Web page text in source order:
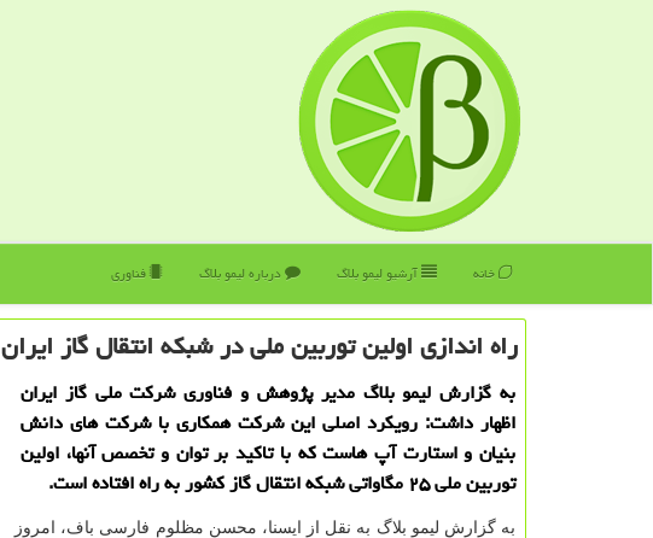
خانه آرشیو لیمو بلاگ درباره لیمو بلاگ فناوری
راه اندازی اولین توربین ملی در شبكه انتقال گاز ایران
به گزارش لیمو بلاگ مدیر پژوهش و فناوری شركت ملی گاز ایران
اظهار داشت: رویكرد اصلی این شركت همكاری با شركت های دانش
بنیان و استارت آپ هاست كه با تاكید بر توان و تخصص آنها، اولین
توربین ملی ۲۵ مگاواتی شبكه انتقال گاز كشور به راه افتاده است.
به گزارش لیمو بلاگ به نقل از ایسنا، محسن مظلوم فارسی باف، امروز